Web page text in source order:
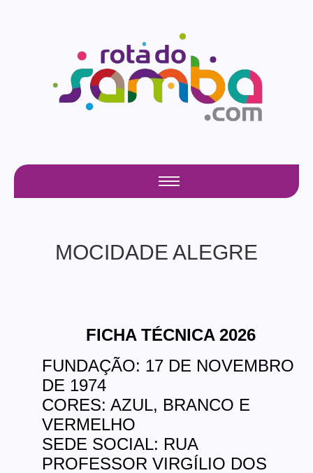
MOCIDADE ALEGRE
FICHA TÉCNICA 2026
FUNDAÇÃO: 17 DE NOVEMBRO
DE 1974
CORES: AZUL, BRANCO E
VERMELHO
SEDE SOCIAL: RUA
PROFESSOR VIRGÍLIO DOS